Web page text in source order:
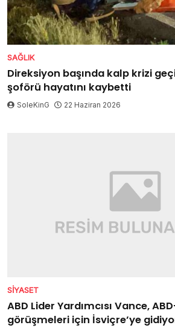
SAĞLIK
Direksiyon başında kalp krizi
şoförü hayatını kaybetti
SoleKinG 22 Haziran 2026
SIYASET
ABD Lider Yardımcısı Vance,
görüşmeleri için İsviçre’ye